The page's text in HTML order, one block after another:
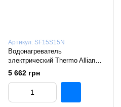
Артикул: SF15S15N
Водонагреватель
электрический Thermo Alliance
15 л под мойку вертикальный,
мокрый ТЭН 1,5 кВт SF15S15N
5 662 грн